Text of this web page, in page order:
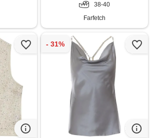
38-40
Farfetch